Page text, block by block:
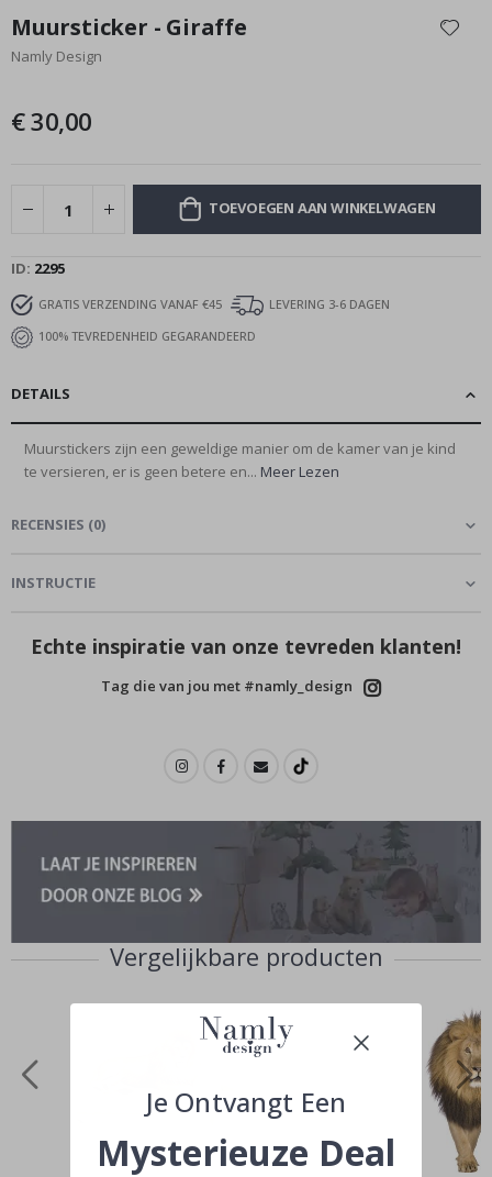
het
begin
afbeeldingen-
Muursticker - Giraffe
Namly Design
€ 30,00
TOEVOEGEN AAN WINKELWAGEN
ID 2295
GRATIS VERZENDING VANAF €45
LEVERING 3-6 DAGEN
100% TEVREDENHEID GEGARANDEERD
DETAILS
Muurstickers zijn een geweldige manier om de kamer van je kind
te versieren, er is geen betere en... Meer Lezen
RECENSIES (0)
INSTRUCTIE
Echte inspiratie van onze tevreden klanten!
Tag die van jou met #namly_design
Vergelijkbare producten
Je Ontvangt Een
Mysterieuze Deal